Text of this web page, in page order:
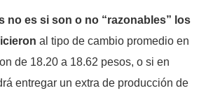
no es si son o no “razonables” los
al tipo de cambio promedio en
de 18.20 a 18.62 pesos, o si en
entregar un extra de producción de